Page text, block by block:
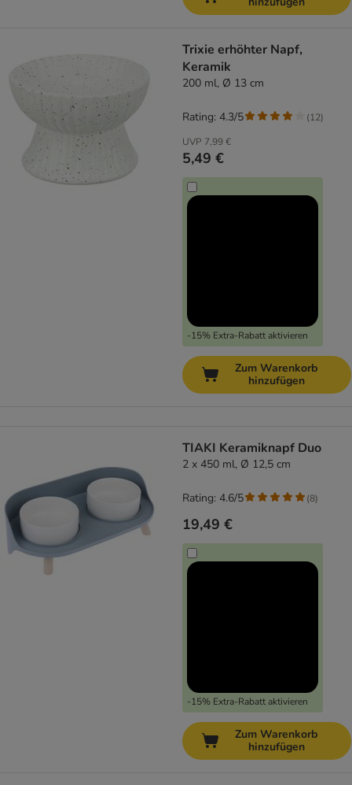
Trixie erhöhter Napf,
Keramik
200 ml, Ø 13 cm
UVP 7,99 €
5,49 €
-15% Extra-Rabatt aktivieren
Rating: 4.3/5 (12)
Zum Warenkorb
hinzufügen
TIAKI Keramiknapf Duo
2 x 450 ml, Ø 12,5 cm
19,49 €
-15% Extra-Rabatt aktivieren
Rating: 4.6/5 (8)
Zum Warenkorb
hinzufügen